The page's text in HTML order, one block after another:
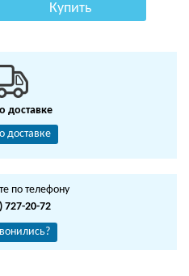
Купить
доставке
доставке
по телефону
727-20-72